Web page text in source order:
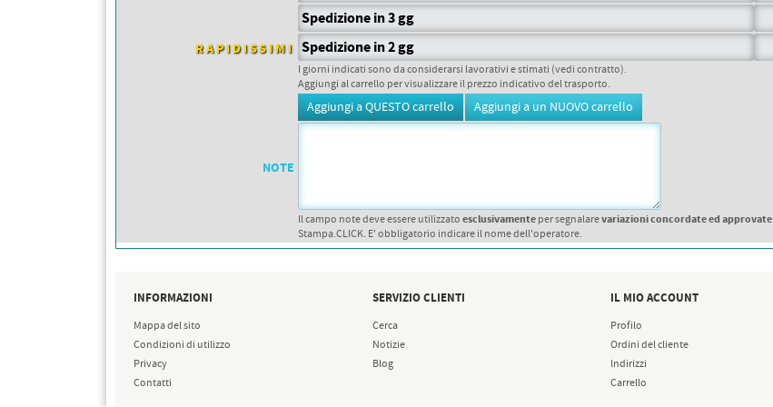
Spedizione in 3 gg
RAPIDISSIMI Spedizione in 2 gg
I giorni indicati sono da considerarsi lavorativi e stimati (vedi contratto).
Aggiungi al carrello per visualizzare il prezzo indicativo del trasporto.
NOTE
Il campo note deve essere utilizzatoesclusivamenteper segnalarevariazioni concordate ed approvate
Stampa.CLICK. E' obbligatorio indicare il nome dell'operatore.
INFORMAZIONI
Mappa del sito
Condizioni di utilizzo
Privacy
Contatti
SERVIZIO CLIENTI
Cerca
Notizie
Blog
IL MIO ACCOUNT
Profilo
Ordini del cliente
Indirizzi
Carrello